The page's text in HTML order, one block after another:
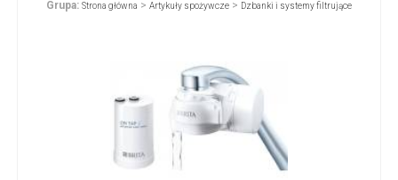
Grupa: Strona główna > Artykuły spożywcze > Dzbanki i systemy filtrujące